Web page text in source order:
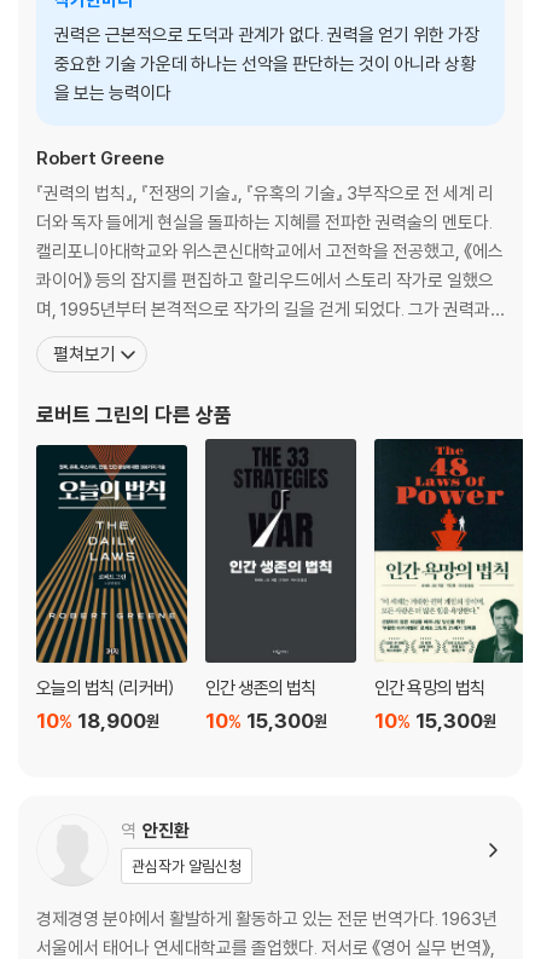
Law 15 신앙심을 이용해 추종자를 창출하라: 메시아 전략
Law 16 계획은 처음부터 끝까지 치밀하게 짜라: 전략적 수 읽기
Law 17 별다른 노력 없이 성과를 달성한 척하라: 능력 포장하기
Law 18 사람들의 환상을 이용하라: 대중의 기대심리
3부 권력 유지의 법칙
Law 20 주인보다 더 빛나지 마라: 신중한 아부
Law 21 불행하고 불운한 자들을 피하라: 불행 바이러스 차단하기
Law 22 사람들이 당신에게 의존하게 만들어라: 네트워크 만들기
Law 23 적은 완전히 박살내라: 잠재적 위험 제거
Law 24 품격과 신비감을 높여라: 부재와 존재의 법칙
Law 26 자신만의 요새를 짓지 말라: 고립의 위험성
Law 27 어느 누구에게도 헌신하지 마라: 관계의 기술
Law 28 완벽한 궁정신하가 되라: 우회 조종술
Law 29 적당한 때를 기다려라: 물러날 때와 나아갈 때
Law 30 본심은 감추고 남과 같이 행동하라: 동화 전략
Law 31 후광에 의존하지 마라: 정체성 쇄신
Law 32 중심인물을 공격하라: 추방과 고립
Law 33 너무 완벽한 사람으로 보이지 마라: 질투심 원천봉쇄
Law 34 정형화된 틀에서 벗어나라: 성공공식의 진화
4부 권력 행사의 법칙
Law 37 최소한의 말만 하라: 침묵의 효과
Law 38 일은 남에게 시키고 명예는 당신이 차지하라: 성과 가로채기
Law 39 싸워서 질 바에야 항복을 선택하라: 전략적 후퇴
Law 40 더러운 일은 직접 하지 말라: 앞잡이와 희생양
Law 41 대담하게 행동하라: 자신감의 힘
권력은 근본적으로 도덕과 관계가 없다. 권력을 얻기 위한 가장
중요한 기술 가운데 하나는 선악을 판단하는 것이 아니라 상황
을 보는 능력이다
Robert Greene
『권력의 법칙』, 『전쟁의 기술』, 『유혹의 기술』 3부작으로 전 세계 리
더와 독자 들에게 현실을 돌파하는 지혜를 전파한 권력술의 멘토다.
캘리포니아대학교와 위스콘신대학교에서 고전학을 전공했고, 《에스
콰이어》 등의 잡지를 편집하고 할리우드에서 스토리 작가로 일했으
며, 1995년부터 본격적으로 작가의 길을 걷게 되었다. 그가 권력과
대중조작에 관해 집필한 책 『권력의 법칙』은 현대판 『군주론』으로 평
가되며 세계적 밀리언셀러에 등극했고, 이후 『유혹의 기술』과 『전쟁
로 200만 부 이상 판매되었다. 2018년에 출간된
펼쳐보기
로버트 그린의 다른 상품
오늘의 법칙 (리커버)
18,900원
10%
인간 생존의 법칙
15,300원
10%
인간 욕망의 법칙
15,300원
10%
역 안진환
관심작가 알림신청
경제경영 분야에서 활발하게 활동하고 있는 전문 번역가다. 1963년
서울에서 태어나 연세대학교를 졸업했다. 저서로 《영어 실무 번역》,